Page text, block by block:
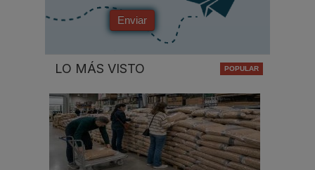
Enviar
LO MÁS VISTO